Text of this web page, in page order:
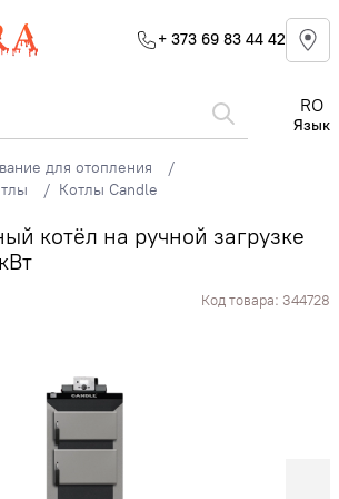
+ 373 69 83 44 42
RO
Язык
для отопления
Котлы Candle
котёл на ручной загрузке
Код товара: 344728